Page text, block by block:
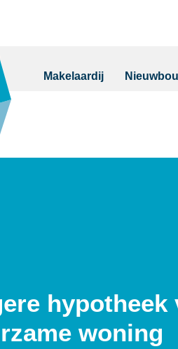
Makelaardij
hypotheek
woning